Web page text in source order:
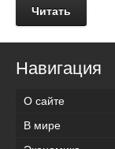
Читать
Навигация
О сайте
В мире